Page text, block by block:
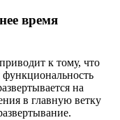
время
к тому, что
на
в главную ветку